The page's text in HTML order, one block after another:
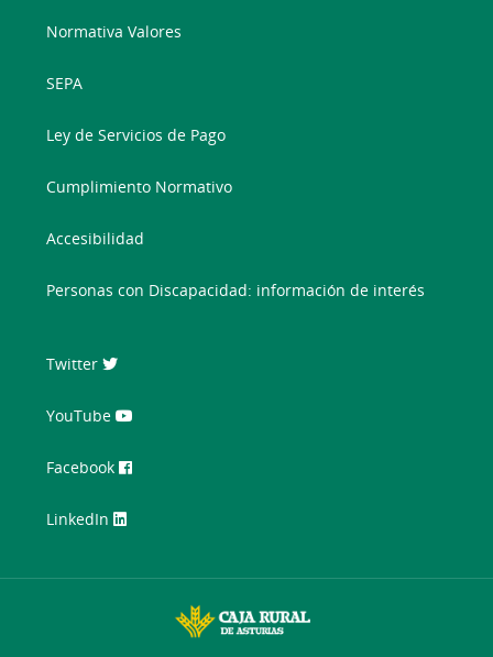
Normativa Valores
SEPA
Ley de Servicios de Pago
Cumplimiento Normativo
Accesibilidad
Personas con Discapacidad: información de interés
Twitter
YouTube
Facebook
LinkedIn